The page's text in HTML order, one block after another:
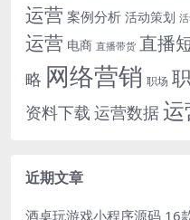
运营 案例分析 活动策划
运营 电商 直播带货 直播
略 网络营销 职场
资料下载 运营数据运
近期文章
酒桌玩游戏小程序源码 16